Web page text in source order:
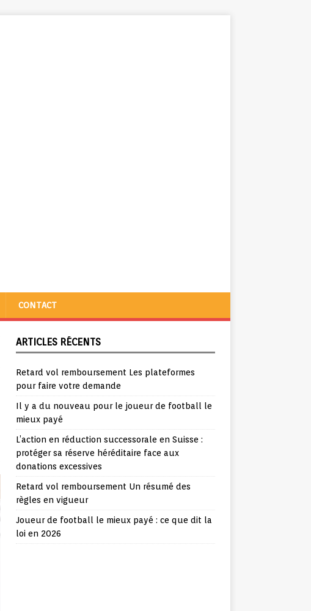
CONTACT
ARTICLES RÉCENTS
Retard vol remboursement Les plateformes
pour faire votre demande
Il y a du nouveau pour le joueur de football le
mieux payé
L’action en réduction successorale en Suisse :
protéger sa réserve héréditaire face aux
donations excessives
Retard vol remboursement Un résumé des
règles en vigueur
Joueur de football le mieux payé : ce que dit la
loi en 2026